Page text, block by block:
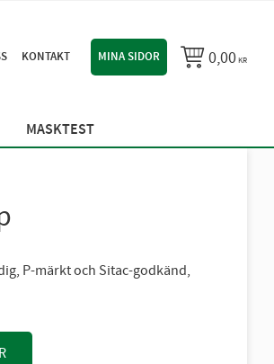
KONTAKT MINA SIDOR 0,00KR
MASKTEST
P-märkt och Sitac-godkänd,